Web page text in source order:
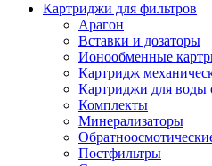
Картриджи для фильтров
Арагон
Вставки и дозаторы
Ионообменные
Картридж
Картриджи для воды
Комплекты
Минерализаторы
Постфильтры